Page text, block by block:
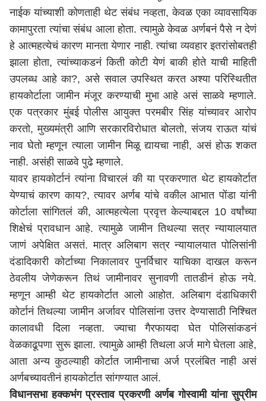
नाईक यांच्याशी कोणताही थेट संबंध नव्हता, केवळ एका व्यावसायिक
कामापुरता त्यांचा संबंध आला होता. त्यामुळे केवळ अर्णबनं पैसे न देणं
हे आत्महत्येचं कारण मानता येणार नाही. त्यांचा व्यवहार इतरांसोबतही
झाला होता, त्यांच्याकडनं किती कोटी येणं बाकी होते याची माहिती
उपलब्ध आहे का?, असे सवाल उपस्थित करत अश्या परिस्थितीत
हायकोर्टाला जामीन मंजूर करण्याची मुभा आहे असं साळवे म्हणाले.
एक पत्रकार मुंबई पोलीस आयुक्त परमबीर सिंह यांच्यावर आरोप
करतो, मुख्यमंत्री आणि सरकारविरोधात बोलतो, संजय राऊत यांचं
नाव घेतो म्हणून त्याला जामीन मिळू द्यायचा नाही, असं होऊ शकत
नाही. असंही साळवे पुढे म्हणाले.
यावर हायकोर्टानं त्यांना विचारलं की या प्रकरणात थेट हायकोर्टात
येण्याचं कारण काय?, त्यावर अर्णब यांचे वकील आभात पोंडा यांनी
कोर्टाला सांगितलं की, आत्महत्येला प्रवृत्त केल्याबद्दल 10 वर्षांच्या
शिक्षेचं प्रावधान आहे. त्यामुळे जामीन तिथल्या सत्र न्यायालयात
जाणं अपेक्षित असतं. मात्र अलिबाग सत्र न्यायालयात पोलिसांनी
दंडादिकारी कोर्टाच्या निकालावर पुनर्विचार याचिका दाखल करून
ठेवलीय जेणेकरून तिथं जामीनावर सुनावणी तातडीनं होऊ नये.
म्हणून आम्ही थेट हायकोर्टात आलो आहोत. अलिबाग दंडाधिकारी
कोर्टानं तिथल्या जामीन अर्जावर पोलिसांना उत्तर देण्यासाठी निश्चित
कालावधी दिला नव्हता. ज्याचा गैरफायदा घेत पोलिसांकडनं
वेळकाढूपणा सुरू झाला. त्यामुळे आम्ही तिथला अर्ज मागे घेतला आहे,
आता अन्य कुठल्याही कोर्टात जामीनाचा अर्ज प्रलंबित नाही असं
अर्णबच्यावतीनं हायकोर्टात सांगण्यात आलं.
विधानसभा हक्कभंग प्रस्ताव प्रकरणी अर्णब गोस्वामी यांना सुप्रीम